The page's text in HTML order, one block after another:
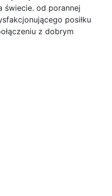
świecie. od porannej
posiłku
z dobrym